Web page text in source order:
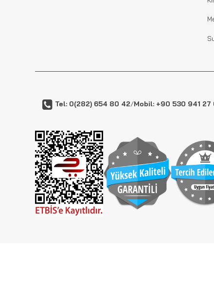
Tel: 0(282) 654 80 42/Mobil: +90 530 941 27